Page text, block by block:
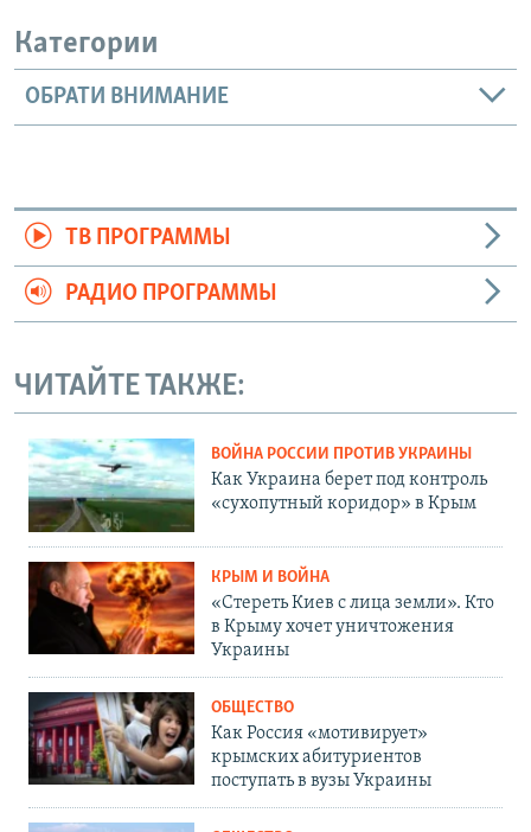
Категории
ОБРАТИ ВНИМАНИЕ
ТВ ПРОГРАММЫ
РАДИО ПРОГРАММЫ
ЧИТАЙТЕ ТАКЖЕ:
ВОЙНА РОССИИ ПРОТИВ УКРАИНЫ
Как Украина берет под контроль
«сухопутный коридор» в Крым
КРЫМ И ВОЙНА
«Стереть Киев с лица земли». Кто
в Крыму хочет уничтожения
Украины
ОБЩЕСТВО
Как Россия «мотивирует»
крымских абитуриентов
поступать в вузы Украины